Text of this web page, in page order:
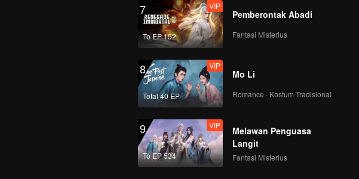
7
To EP 152
VIP
Pemberontak Abadi
Fantasi Misterius
8
Total 40 EP
VIP
Mo Li
Romance · Kostum Tradisional
9
To EP 534
VIP
Melawan Penguasa
Langit
Fantasi Misterius